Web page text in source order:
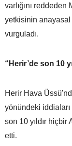
varlığını
yetkisinin
vurguladı.
“Herir’de son 10
Herir Hava
yönündeki
son 10 yıldır hiçbir
etti.